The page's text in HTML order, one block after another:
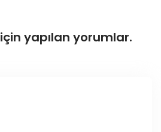
için yapılan yorumlar.